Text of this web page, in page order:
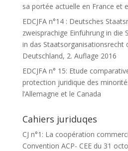
sa portée actuelle en France et
EDCJFA n°14 : Deutsches
zweisprachige Einführung in die
in das Staatsorganisationsrecht
Deutschland, 2. Auflage 2016
EDCJFA n° 15: Etude
protection juridique des
l’Allemagne et le Canada
Cahiers juriduqes
CJ n°1: La coopération
Convention ACP- CEE du 31